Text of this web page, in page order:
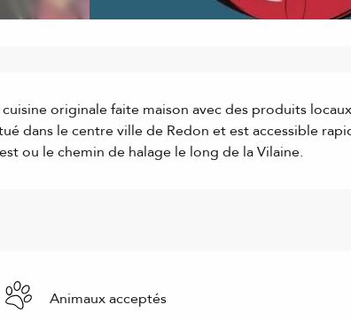
originale faite maison avec des produits
dans le centre ville de Redon et est accessible
ou le chemin de halage le long de la Vilaine.
Animaux acceptés